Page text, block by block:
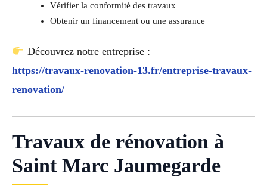
Vérifier la conformité des travaux
Obtenir un financement ou une assurance
Découvrez notre entreprise :
https://travaux-renovation-13.fr/entreprise-travaux-
renovation/
Travaux de rénovation à
Saint Marc Jaumegarde